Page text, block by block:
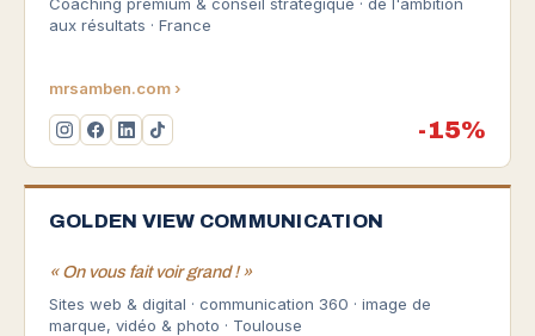
Coaching premium & conseil stratégique · de l'ambition
aux résultats · France
mrsamben.com ›
-15%
GOLDEN VIEW COMMUNICATION
« On vous fait voir grand ! »
Sites web & digital · communication 360 · image de
marque, vidéo & photo · Toulouse